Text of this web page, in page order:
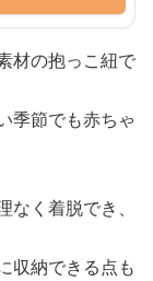
材の抱っこ紐で
季節でも赤ちゃ
く着脱でき、
収納できる点も